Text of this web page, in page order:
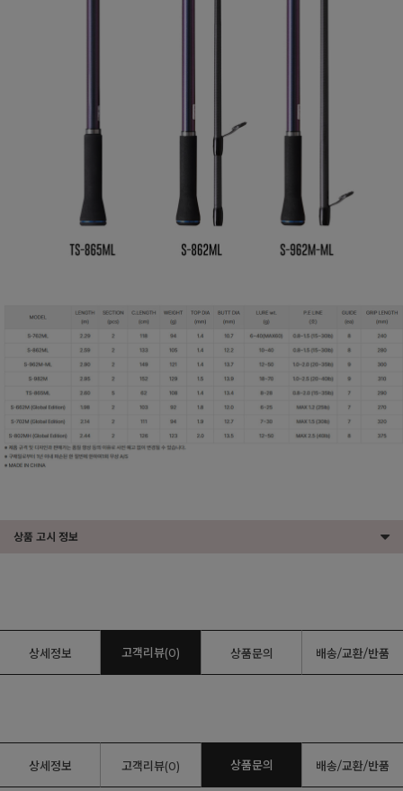
상품 고시 정보
상세정보 고객리뷰(0) 상품문의 배송/교환/반품
상세정보 고객리뷰(0) 상품문의 배송/교환/반품